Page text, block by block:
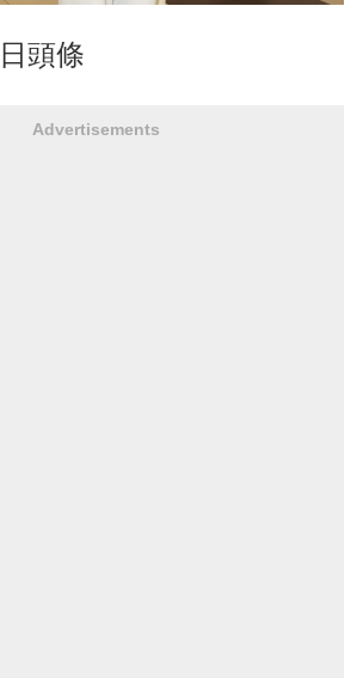
頭條
Advertisements